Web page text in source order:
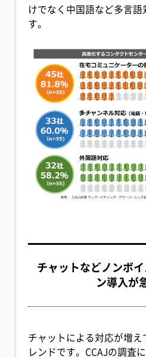
けでなく中国語など多言
す。
チャットなどノンボ
ン導入が
チャットによる対応が増え
レンドです。CCAJの調査